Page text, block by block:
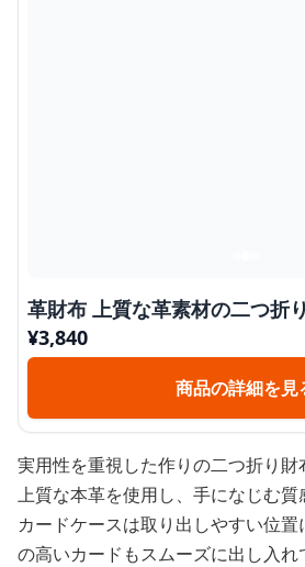
革財布 上質な革素材の二つ折
¥3,840
商品の詳細を見
実用性を重視した作りの二つ折り財
上質な本革を使用し、手になじむ質
カードケースは取り出しやすい位
の高いカードもスムーズに出し入れ